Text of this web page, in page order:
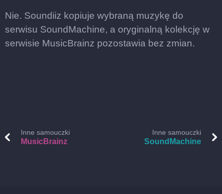
Nie. Soundiiz kopiuje wybraną muzykę do
serwisu SoundMachine, a oryginalną kolekcję w
serwisie MusicBrainz pozostawia bez zmian.
Inne samouczki
MusicBrainz
Inne samouczki
SoundMachine